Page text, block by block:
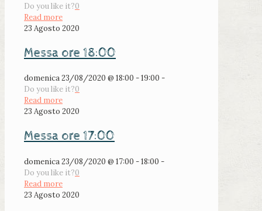
Do you like it?0
Read more
23 Agosto 2020
Messa ore 18:00
domenica 23/08/2020 @ 18:00 - 19:00 -
Do you like it?0
Read more
23 Agosto 2020
Messa ore 17:00
domenica 23/08/2020 @ 17:00 - 18:00 -
Do you like it?0
Read more
23 Agosto 2020